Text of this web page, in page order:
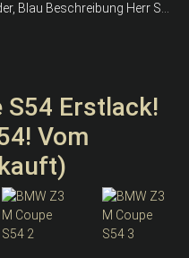
Blau Beschreibung Herr S...
S54 Erstlack!
Vom